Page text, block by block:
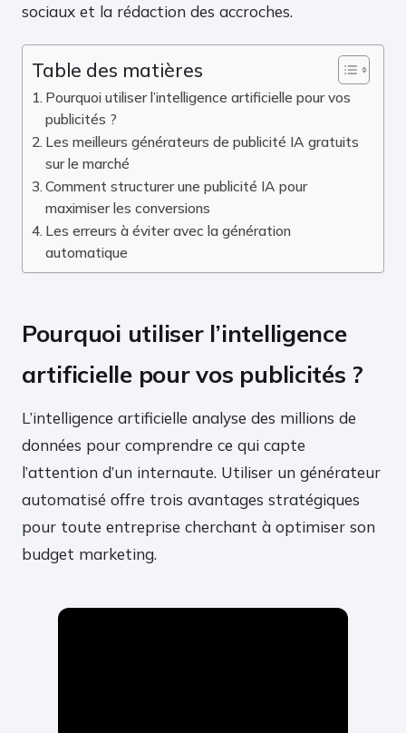
sociaux et la rédaction des accroches.
Table des matières
Pourquoi utiliser l’intelligence artificielle pour vos
publicités ?
Les meilleurs générateurs de publicité IA gratuits
sur le marché
Comment structurer une publicité IA pour
maximiser les conversions
Les erreurs à éviter avec la génération
automatique
Pourquoi utiliser l’intelligence
artificielle pour vos publicités ?
L’intelligence artificielle analyse des millions de
données pour comprendre ce qui capte
l’attention d’un internaute. Utiliser un générateur
automatisé offre trois avantages stratégiques
pour toute entreprise cherchant à optimiser son
budget marketing.